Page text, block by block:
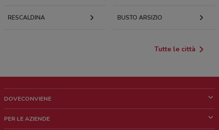
RESCALDINA BUSTO ARSIZIO
Tutte le città
DOVECONVIENE
PER LE AZIENDE